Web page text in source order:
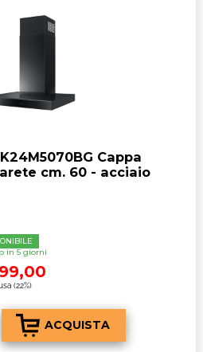
Cappa
cm. 60 - acciaio
in 5 giorni
(22%)